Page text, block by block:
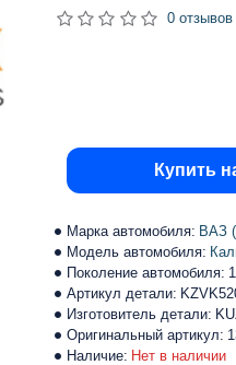
Наличие: Нет в наличии
Марка автомобиля: ВАЗ
Модель автомобиля:
Поколение автомобиля:
Артикул детали:
Изготовитель детали:
Оригинальный артикул:
0 отзывов
Купить